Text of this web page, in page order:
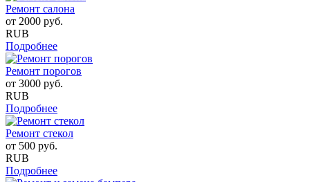
Ремонт салона
от 2000 руб.
RUB
Подробнее
Ремонт порогов
от 3000 руб.
RUB
Подробнее
Ремонт стекол
от 500 руб.
RUB
Подробнее